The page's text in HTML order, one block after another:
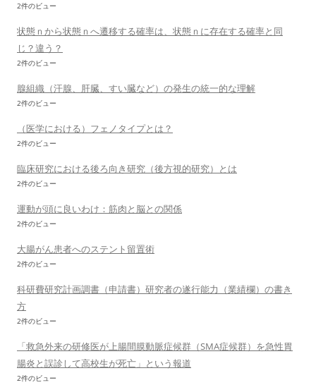
2件のビュー
状態ｎから状態ｎへ遷移する確率は、状態ｎに存在する確率と同
じ？違う？
2件のビュー
腺組織（汗腺、肝臓、すい臓など）の発生の統一的な理解
2件のビュー
（医学における）フェノタイプとは？
2件のビュー
臨床研究における後ろ向き研究（後方視的研究）とは
2件のビュー
運動が頭に良いわけ：筋肉と脳との関係
2件のビュー
大腸がん患者へのステント留置術
2件のビュー
科研費研究計画調書（申請書）研究者の遂行能力（業績欄）の書き
方
2件のビュー
「救急外来の研修医が上腸間膜動脈症候群（SMA症候群）を急性胃
腸炎と誤診して高校生が死亡」という報道
2件のビュー